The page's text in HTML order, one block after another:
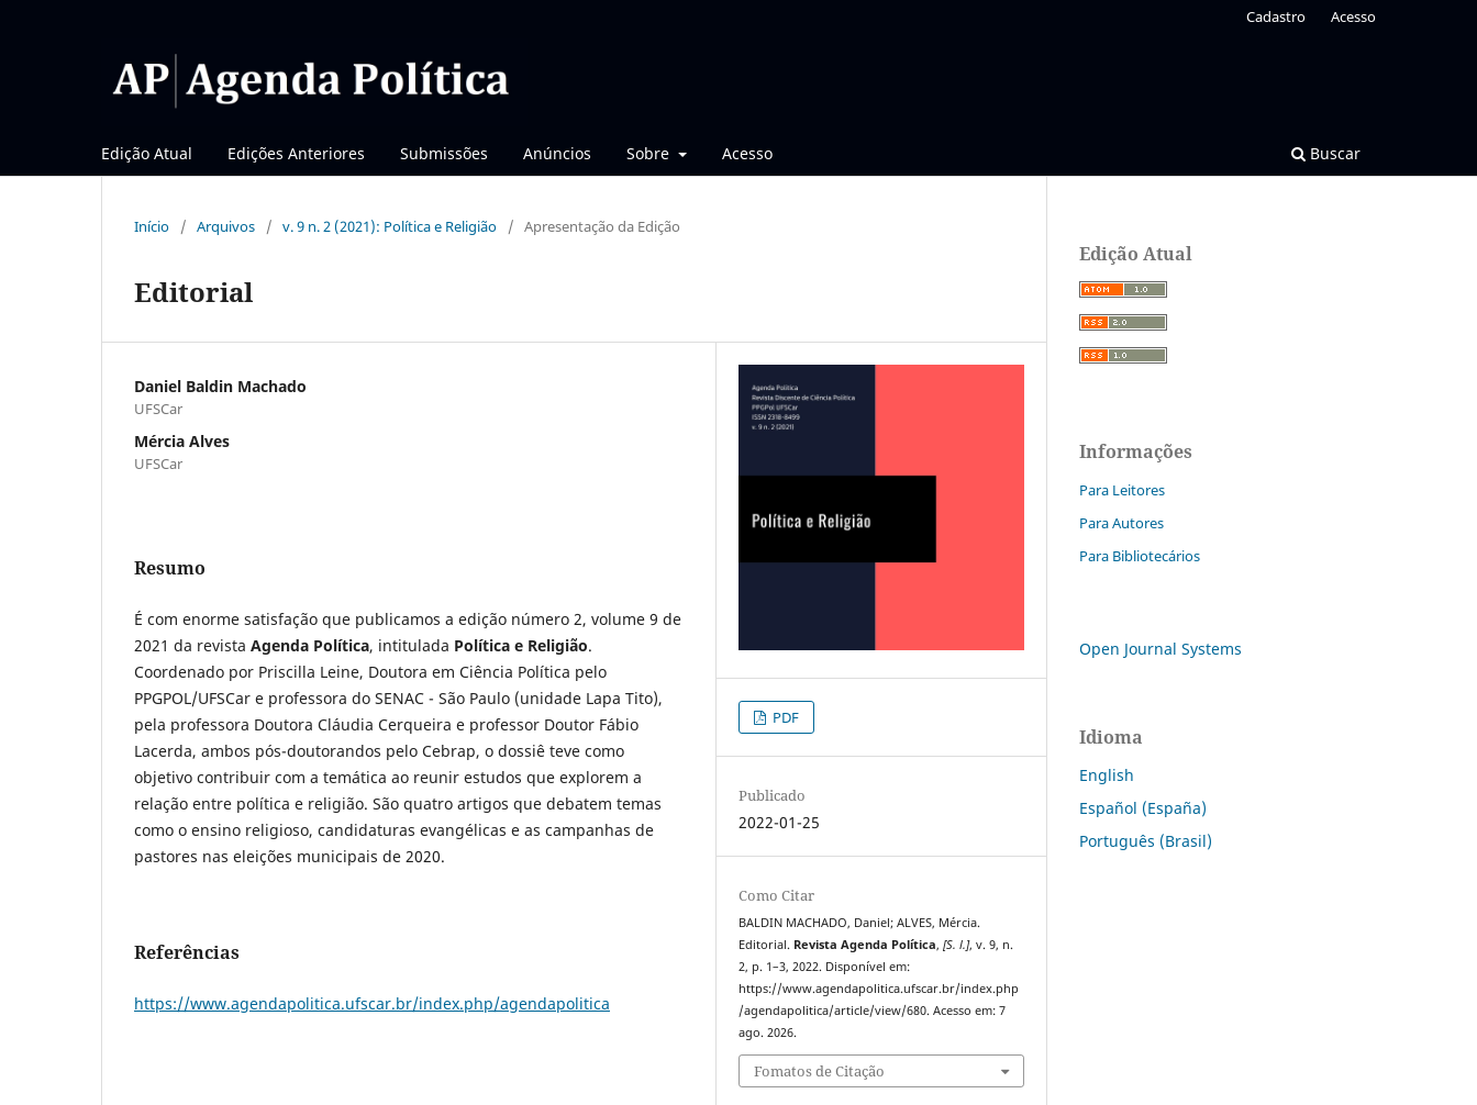
Edição Atual Edições Anteriores Submissões Anúncios Sobre Acesso Buscar
Cadastro Acesso
Início / Arquivos / v. 9 n. 2 (2021): Política e Religião / Apresentação da Edição
Editorial
Daniel Baldin Machado
UFSCar
Mércia Alves
UFSCar
Resumo
É com enorme satisfação que publicamos a edição número 2, volume 9 de
2021 da revista Agenda Política, intitulada Política e Religião.
Coordenado por Priscilla Leine, Doutora em Ciência Política pelo
PPGPOL/UFSCar e professora do SENAC - São Paulo (unidade Lapa Tito),
pela professora Doutora Cláudia Cerqueira e professor Doutor Fábio
Lacerda, ambos pós-doutorandos pelo Cebrap, o dossiê teve como
objetivo contribuir com a temática ao reunir estudos que explorem a
relação entre política e religião. São quatro artigos que debatem temas
como o ensino religioso, candidaturas evangélicas e as campanhas de
pastores nas eleições municipais de 2020.
Referências
https://www.agendapolitica.ufscar.br/index.php/agendapolitica
PDF
Publicado
2022-01-25
Como Citar
BALDIN MACHADO, Daniel; ALVES, Mércia.
Editorial. Revista Agenda Política,[S. l.], v. 9, n.
2, p. 1–3, 2022. Disponível em:
https://www.agendapolitica.ufscar.br/index.php
/agendapolitica/article/view/680. Acesso em: 7
ago. 2026.
Fomatos de Citação
Edição Atual
Informações
Para Leitores
Para Autores
Para Bibliotecários
Open Journal Systems
Idioma
English
Español (España)
Português (Brasil)